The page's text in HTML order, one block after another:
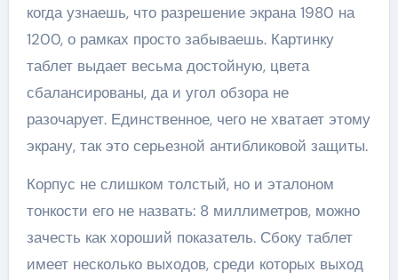
когда узнаешь, что разрешение экрана 1980 на
1200, о рамках просто забываешь. Картинку
таблет выдает весьма достойную, цвета
сбалансированы, да и угол обзора не
разочарует. Единственное, чего не хватает этому
экрану, так это серьезной антибликовой защиты.
Корпус не слишком толстый, но и эталоном
тонкости его не назвать: 8 миллиметров, можно
зачесть как хороший показатель. Сбоку таблет
имеет несколько выходов, среди которых выход